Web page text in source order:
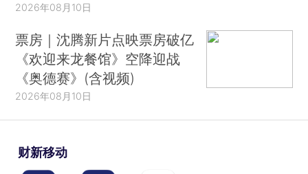
2026年08月10日
票房｜沈腾新片点映票房破亿
《欢迎来龙餐馆》空降迎战
《奥德赛》(含视频)
2026年08月10日
财新移动